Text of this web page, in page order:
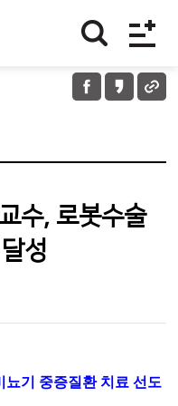
수, 로봇수술
성
뇨기 중증질환 치료 선도